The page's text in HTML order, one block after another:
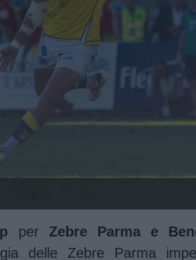
per Zebre Parma e
delle Zebre Parma